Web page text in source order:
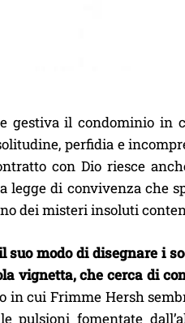
gestiva il condominio in
perfidia e
con Dio riesce
di convivenza che
dei misteri insoluti
suo modo di disegnare i
vignetta, che cerca di
in cui Frimme Hersh
pulsioni fomentate